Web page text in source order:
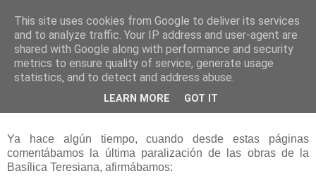
A vueltas con la Basílica
Ya hace algún tiempo, cuando desde estas páginas
comentábamos la última paralización de las obras de la
Basílica Teresiana, afirmábamos:
This site uses cookies from Google to deliver its services
and to analyze traffic. Your IP address and user-agent are
shared with Google along with performance and security
metrics to ensure quality of service, generate usage
statistics, and to detect and address abuse.
LEARN MORE GOT IT